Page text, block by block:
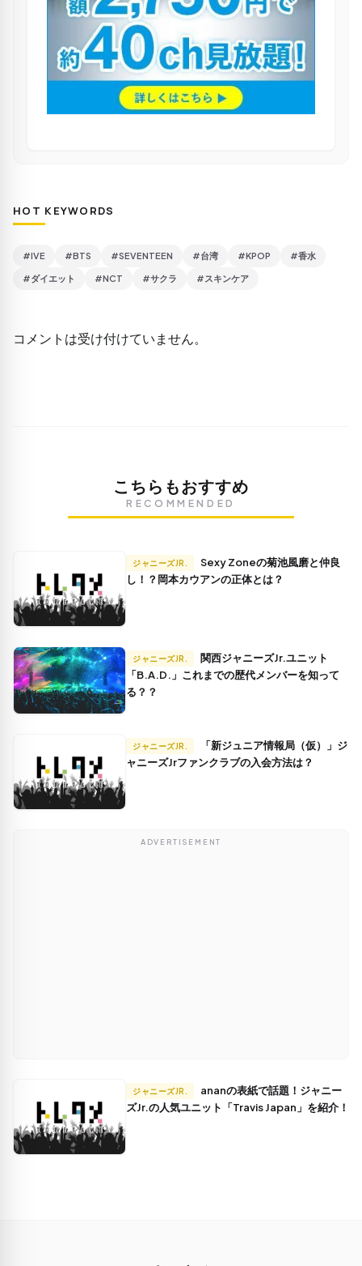
HOT KEYWORDS
#IVE #BTS #SEVENTEEN #台湾 #KPOP #香水
#ダイエット #NCT #サクラ #スキンケア
コメントは受け付けていません。
こちらもおすすめ
RECOMMENDED
ジャニーズJR.
し！？岡本カウアンの正体とは？
ジャニーズJR.
「B.A.D.」これまでの歴代メンバーを知って
る？？
ジャニーズJR.
ャニーズJrファンクラブの入会方法は？
ADVERTISEMENT
ジャニーズJR.
ズJr.の人気ユニット「Travis Japan」を紹介！